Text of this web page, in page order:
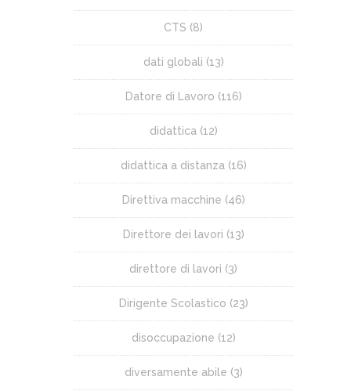
CTS (8)
dati globali (13)
Datore di Lavoro (116)
didattica (12)
didattica a distanza (16)
Direttiva macchine (46)
Direttore dei lavori (13)
direttore di lavori (3)
Dirigente Scolastico (23)
disoccupazione (12)
diversamente abile (3)